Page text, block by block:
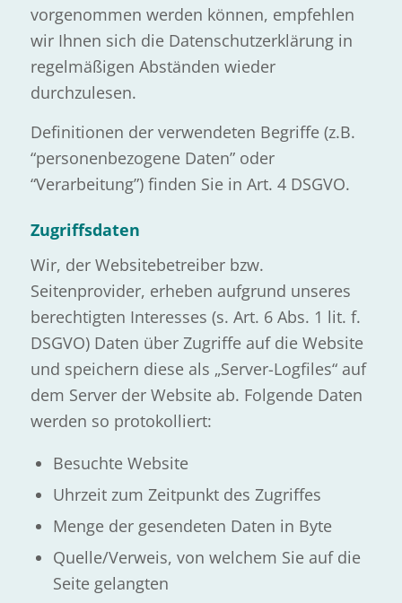
vorgenommen werden können, empfehlen
wir Ihnen sich die Datenschutzerklärung in
regelmäßigen Abständen wieder
durchzulesen.
Definitionen der verwendeten Begriffe (z.B.
“personenbezogene Daten” oder
“Verarbeitung”) finden Sie in Art. 4 DSGVO.
Zugriffsdaten
Wir, der Websitebetreiber bzw.
Seitenprovider, erheben aufgrund unseres
berechtigten Interesses (s. Art. 6 Abs. 1 lit. f.
DSGVO) Daten über Zugriffe auf die Website
und speichern diese als „Server-Logfiles“ auf
dem Server der Website ab. Folgende Daten
werden so protokolliert:
Besuchte Website
Uhrzeit zum Zeitpunkt des Zugriffes
Menge der gesendeten Daten in Byte
Quelle/Verweis, von welchem Sie auf die
Seite gelangten